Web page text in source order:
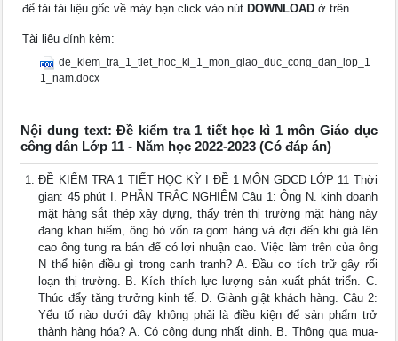
để tải tài liệu gốc về máy bạn click vào nút DOWNLOAD ở trên
Tài liệu đính kèm:
de_kiem_tra_1_tiet_hoc_ki_1_mon_giao_duc_cong_dan_lop_1
1_nam.docx
Nội dung text: Đề kiểm tra 1 tiết học kì 1 môn Giáo dục
công dân Lớp 11 - Năm học 2022-2023 (Có đáp án)
ĐỀ KIỂM TRA 1 TIẾT HỌC KỲ I ĐỀ 1 MÔN GDCD LỚP 11 Thời
gian: 45 phút I. PHẦN TRẮC NGHIỆM Câu 1: Ông N. kinh doanh
mặt hàng sắt thép xây dựng, thấy trên thị trường mặt hàng này
đang khan hiếm, ông bỏ vốn ra gom hàng và đợi đến khi giá lên
cao ông tung ra bán để có lợi nhuận cao. Việc làm trên của ông
N thể hiện điều gì trong cạnh tranh? A. Đầu cơ tích trữ gây rối
loạn thị trường. B. Kích thích lực lượng sản xuất phát triển. C.
Thúc đẩy tăng trưởng kinh tế. D. Giành giật khách hàng. Câu 2:
Yếu tố nào dưới đây không phải là điều kiện để sản phẩm trở
thành hàng hóa? A. Có công dụng nhất định. B. Thông qua mua-